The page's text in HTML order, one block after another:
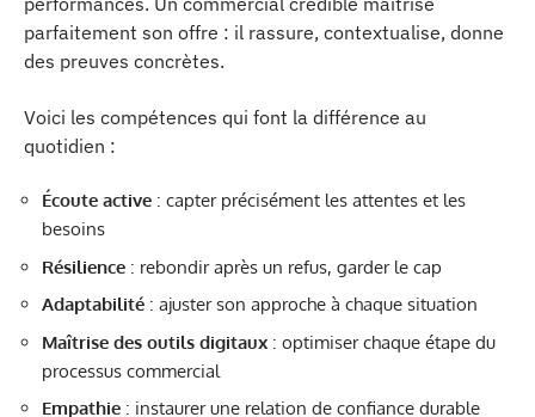
parfaitement son offre : il rassure, contextualise, donne
des preuves concrètes.
Voici les compétences qui font la différence au
quotidien :
Écoute active : capter précisément les attentes et les
besoins
Résilience : rebondir après un refus, garder le cap
Adaptabilité : ajuster son approche à chaque situation
Maîtrise des outils digitaux : optimiser chaque étape du
processus commercial
Empathie : instaurer une relation de confiance durable